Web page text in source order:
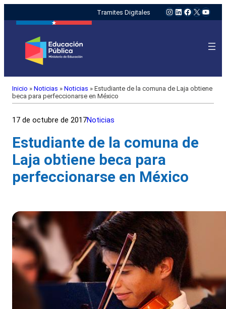
Tramites Digitales Instagram
LinkedIn
Facebook
X
Inicio » Noticias » Noticias » Estudiante de la comuna de Laja obtiene
beca para perfeccionarse en México
17 de octubre de 2017Noticias
Estudiante de la comuna de
Laja obtiene beca para
perfeccionarse en México